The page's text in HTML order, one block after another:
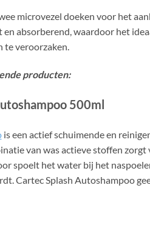
microvezel doeken voor het
absorberend, waardoor het
te veroorzaken.
producten:
500ml
is een actief schuimende en
van was actieve stoffen zorgt
spoelt het water bij het
Cartec Splash Autoshampoo